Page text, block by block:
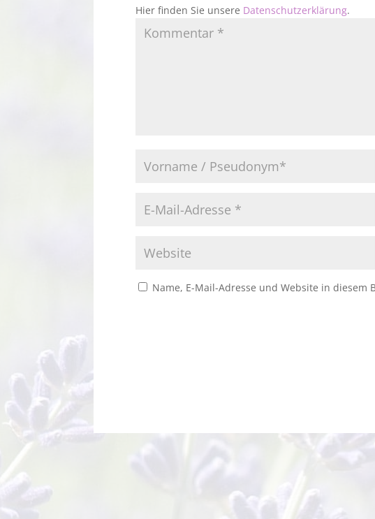
Hier finden Sie unsere Datenschutzerklärung.
Name, E-Mail-Adresse und Website in